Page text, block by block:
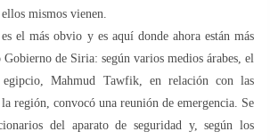
mismos vienen.
el más obvio y es aquí donde ahora están más
de Siria: según varios medios árabes, el
Mahmud Tawfik, en relación con las
región, convocó una reunión de emergencia. Se
del aparato de seguridad y, según los